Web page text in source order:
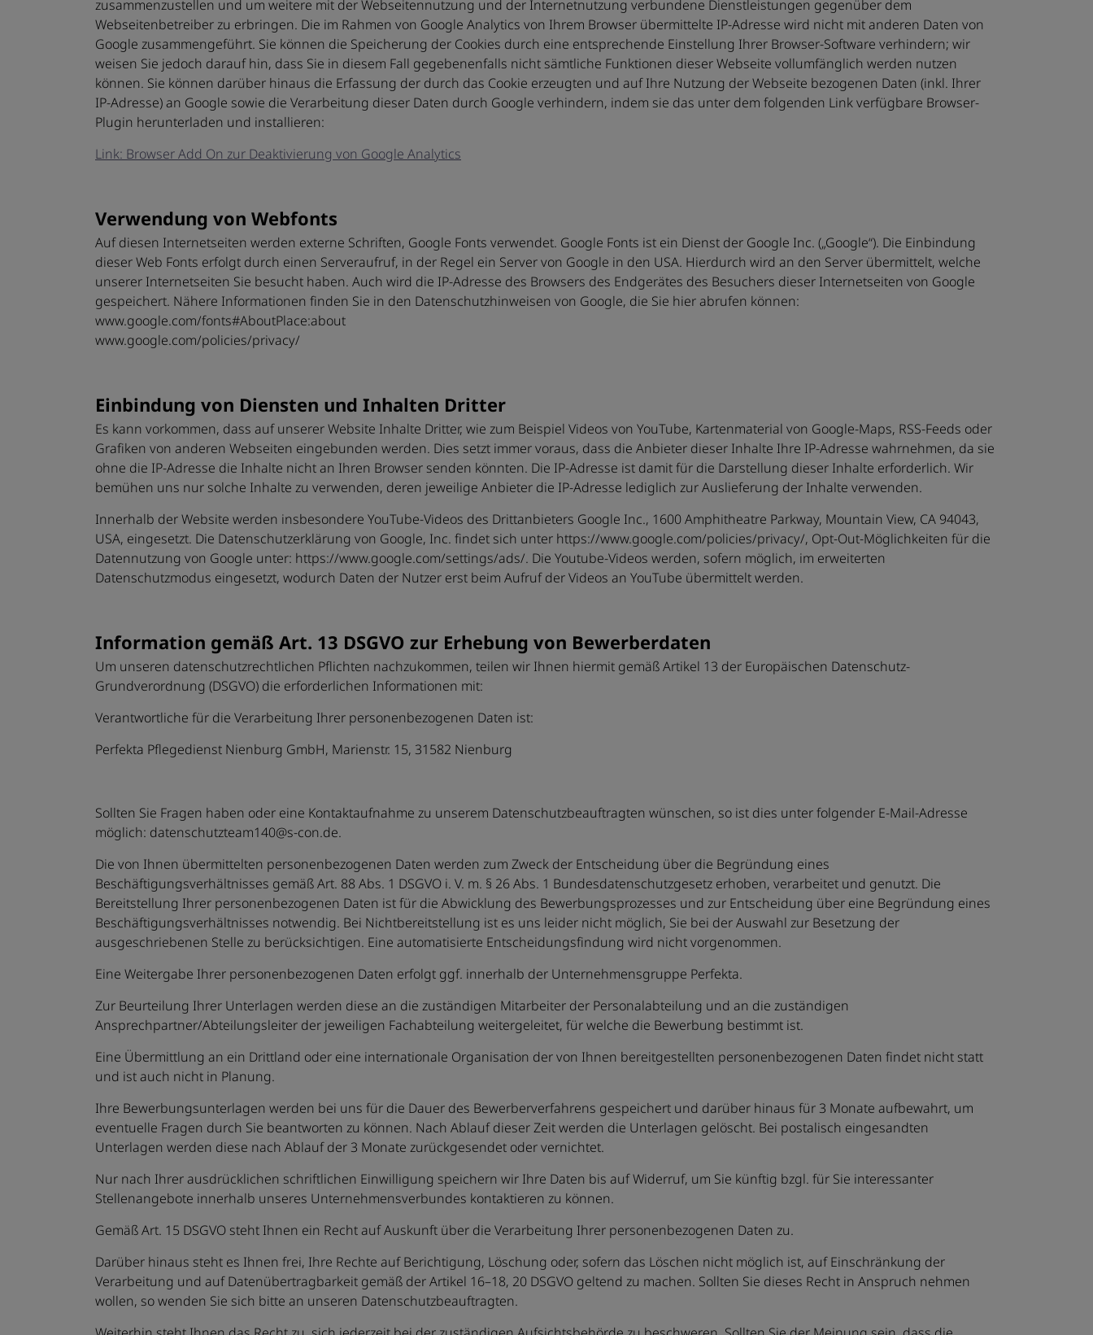
zusammenzustellen und um weitere mit der Webseitennutzung und der Internetnutzung verbundene Dienstleistungen gegenüber dem
Webseitenbetreiber zu erbringen. Die im Rahmen von Google Analytics von Ihrem Browser übermittelte IP-Adresse wird nicht mit anderen Daten von
Google zusammengeführt. Sie können die Speicherung der Cookies durch eine entsprechende Einstellung Ihrer Browser-Software verhindern; wir
weisen Sie jedoch darauf hin, dass Sie in diesem Fall gegebenenfalls nicht sämtliche Funktionen dieser Webseite vollumfänglich werden nutzen
können. Sie können darüber hinaus die Erfassung der durch das Cookie erzeugten und auf Ihre Nutzung der Webseite bezogenen Daten (inkl. Ihrer
IP-Adresse) an Google sowie die Verarbeitung dieser Daten durch Google verhindern, indem sie das unter dem folgenden Link verfügbare Browser-
Plugin herunterladen und installieren:
Link: Browser Add On zur Deaktivierung von Google Analytics
Verwendung von Webfonts
Auf diesen Internetseiten werden externe Schriften, Google Fonts verwendet. Google Fonts ist ein Dienst der Google Inc. („Google“). Die Einbindung
dieser Web Fonts erfolgt durch einen Serveraufruf, in der Regel ein Server von Google in den USA. Hierdurch wird an den Server übermittelt, welche
unserer Internetseiten Sie besucht haben. Auch wird die IP-Adresse des Browsers des Endgerätes des Besuchers dieser Internetseiten von Google
gespeichert. Nähere Informationen finden Sie in den Datenschutzhinweisen von Google, die Sie hier abrufen können:
www.google.com/fonts#AboutPlace:about
www.google.com/policies/privacy/
Einbindung von Diensten und Inhalten Dritter
Es kann vorkommen, dass auf unserer Website Inhalte Dritter, wie zum Beispiel Videos von YouTube, Kartenmaterial von Google-Maps, RSS-Feeds oder
Grafiken von anderen Webseiten eingebunden werden. Dies setzt immer voraus, dass die Anbieter dieser Inhalte Ihre IP-Adresse wahrnehmen, da sie
ohne die IP-Adresse die Inhalte nicht an Ihren Browser senden könnten. Die IP-Adresse ist damit für die Darstellung dieser Inhalte erforderlich. Wir
bemühen uns nur solche Inhalte zu verwenden, deren jeweilige Anbieter die IP-Adresse lediglich zur Auslieferung der Inhalte verwenden.
Innerhalb der Website werden insbesondere YouTube-Videos des Drittanbieters Google Inc., 1600 Amphitheatre Parkway, Mountain View, CA 94043,
USA, eingesetzt. Die Datenschutzerklärung von Google, Inc. findet sich unter https://www.google.com/policies/privacy/, Opt-Out-Möglichkeiten für die
Datennutzung von Google unter: https://www.google.com/settings/ads/. Die Youtube-Videos werden, sofern möglich, im erweiterten
Datenschutzmodus eingesetzt, wodurch Daten der Nutzer erst beim Aufruf der Videos an YouTube übermittelt werden.
Information gemäß Art. 13 DSGVO zur Erhebung von Bewerberdaten
Um unseren datenschutzrechtlichen Pflichten nachzukommen, teilen wir Ihnen hiermit gemäß Artikel 13 der Europäischen Datenschutz-
Grundverordnung (DSGVO) die erforderlichen Informationen mit:
Verantwortliche für die Verarbeitung Ihrer personenbezogenen Daten ist:
Perfekta Pflegedienst Nienburg GmbH, Marienstr. 15, 31582 Nienburg
Sollten Sie Fragen haben oder eine Kontaktaufnahme zu unserem Datenschutzbeauftragten wünschen, so ist dies unter folgender E-Mail-Adresse
möglich: datenschutzteam140@s-con.de.
Die von Ihnen übermittelten personenbezogenen Daten werden zum Zweck der Entscheidung über die Begründung eines
Beschäftigungsverhältnisses gemäß Art. 88 Abs. 1 DSGVO i. V. m. § 26 Abs. 1 Bundesdatenschutzgesetz erhoben, verarbeitet und genutzt. Die
Bereitstellung Ihrer personenbezogenen Daten ist für die Abwicklung des Bewerbungsprozesses und zur Entscheidung über eine Begründung eines
Beschäftigungsverhältnisses notwendig. Bei Nichtbereitstellung ist es uns leider nicht möglich, Sie bei der Auswahl zur Besetzung der
ausgeschriebenen Stelle zu berücksichtigen. Eine automatisierte Entscheidungsfindung wird nicht vorgenommen.
Eine Weitergabe Ihrer personenbezogenen Daten erfolgt ggf. innerhalb der Unternehmensgruppe Perfekta.
Zur Beurteilung Ihrer Unterlagen werden diese an die zuständigen Mitarbeiter der Personalabteilung und an die zuständigen
Ansprechpartner/Abteilungsleiter der jeweiligen Fachabteilung weitergeleitet, für welche die Bewerbung bestimmt ist.
Eine Übermittlung an ein Drittland oder eine internationale Organisation der von Ihnen bereitgestellten personenbezogenen Daten findet nicht statt
und ist auch nicht in Planung.
Ihre Bewerbungsunterlagen werden bei uns für die Dauer des Bewerberverfahrens gespeichert und darüber hinaus für 3 Monate aufbewahrt, um
eventuelle Fragen durch Sie beantworten zu können. Nach Ablauf dieser Zeit werden die Unterlagen gelöscht. Bei postalisch eingesandten
Unterlagen werden diese nach Ablauf der 3 Monate zurückgesendet oder vernichtet.
Nur nach Ihrer ausdrücklichen schriftlichen Einwilligung speichern wir Ihre Daten bis auf Widerruf, um Sie künftig bzgl. für Sie interessanter
Stellenangebote innerhalb unseres Unternehmensverbundes kontaktieren zu können.
Gemäß Art. 15 DSGVO steht Ihnen ein Recht auf Auskunft über die Verarbeitung Ihrer personenbezogenen Daten zu.
Darüber hinaus steht es Ihnen frei, Ihre Rechte auf Berichtigung, Löschung oder, sofern das Löschen nicht möglich ist, auf Einschränkung der
Verarbeitung und auf Datenübertragbarkeit gemäß der Artikel 16–18, 20 DSGVO geltend zu machen. Sollten Sie dieses Recht in Anspruch nehmen
wollen, so wenden Sie sich bitte an unseren Datenschutzbeauftragten.